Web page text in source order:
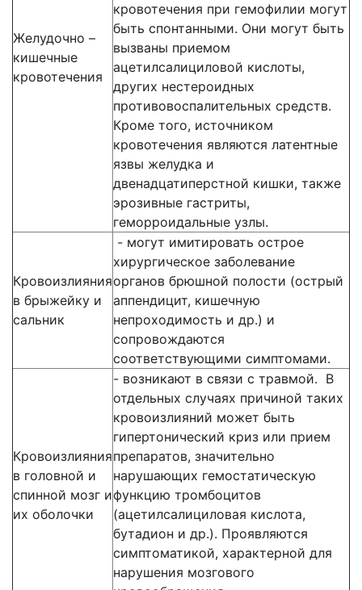
Желудочно –
кишечные
кровотечения
кровотечения при гемофилии могут
быть спонтанными. Они могут быть
вызваны приемом
ацетилсалициловой кислоты,
других нестероидных
противовоспалительных средств.
Кроме того, источником
кровотечения являются латентные
язвы желудка и
двенадцатиперстной кишки, также
эрозивные гастриты,
геморроидальные узлы.
Кровоизлияния
в брыжейку и
сальник
- могут имитировать острое
хирургическое заболевание
органов брюшной полости (острый
аппендицит, кишечную
непроходимость и др.) и
сопровождаются
соответствующими симптомами.
Кровоизлияния
в головной и
спинной мозг и
их оболочки
- возникают в связи с травмой. В
отдельных случаях причиной таких
кровоизлияний может быть
гипертонический криз или прием
препаратов, значительно
нарушающих гемостатическую
функцию тромбоцитов
(ацетилсалициловая кислота,
бутадион и др.). Проявляются
симптоматикой, характерной для
нарушения мозгового